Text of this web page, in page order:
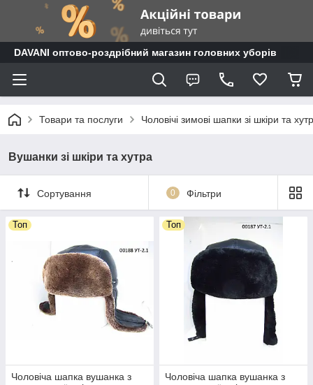
DAVANI оптово-роздрібний магазин головних уборів
Товари та послуги Чоловічі зимові шапки зі шкіри та
Вушанки зі шкіри та хутра
Сортування 0 Фільтри
Топ
Чоловіча шапка вушанка з
Топ
Чоловіча шапка вушанка з